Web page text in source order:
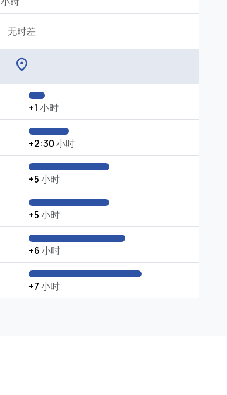
无时差
location_on
+1 小时
+2:30小时
+5小时
+5小时
+6小时
+7小时